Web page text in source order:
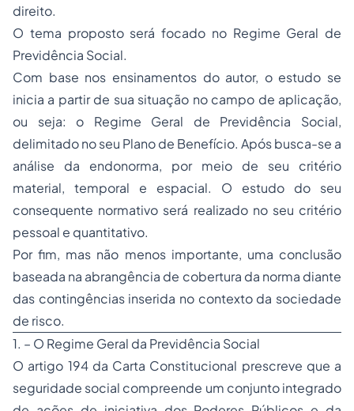
direito.
O tema proposto será focado no Regime Geral de
Previdência Social.
Com base nos ensinamentos do autor, o estudo se
inicia a partir de sua situação no campo de aplicação,
ou seja: o Regime Geral de Previdência Social,
delimitado no seu Plano de Benefício. Após busca-se a
análise da endonorma, por meio de seu critério
material, temporal e espacial. O estudo do seu
consequente normativo será realizado no seu critério
pessoal e quantitativo.
Por fim, mas não menos importante, uma conclusão
baseada na abrangência de cobertura da norma diante
das contingências inserida no contexto da sociedade
de risco.
1. – O Regime Geral da Previdência Social
O artigo 194 da Carta Constitucional prescreve que a
seguridade social compreende um conjunto integrado